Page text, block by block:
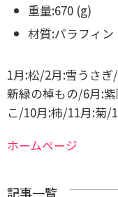
重量:670 (g)
材質:パラフィン
1月:松/2月:雪うさ
新緑の棹もの/6月:
こ/10月:柿/11月:菊/
ホームページ
記事一覧